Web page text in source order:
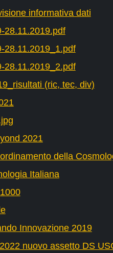
informativa dati
28.11.2019.pdf
28.11.2019_1.pdf
28.11.2019_2.pdf
(ric, tec, div)
2021
della
Italiana
Innovazione 2019
nuovo assetto DS